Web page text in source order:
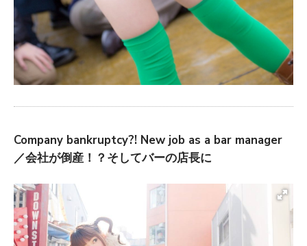
Company bankruptcy?! New job as a bar manager
／会社が倒産！？そしてバーの店長に